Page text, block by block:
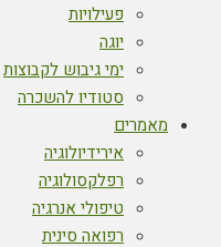
פעילויות
יוגה
ימי גיבוש לקבוצות
סטודיו להשכרה
מאמרים
אירידיולוגיה
רפלקסולוגיה
טיפולי אנרגיה
רפואה סינית